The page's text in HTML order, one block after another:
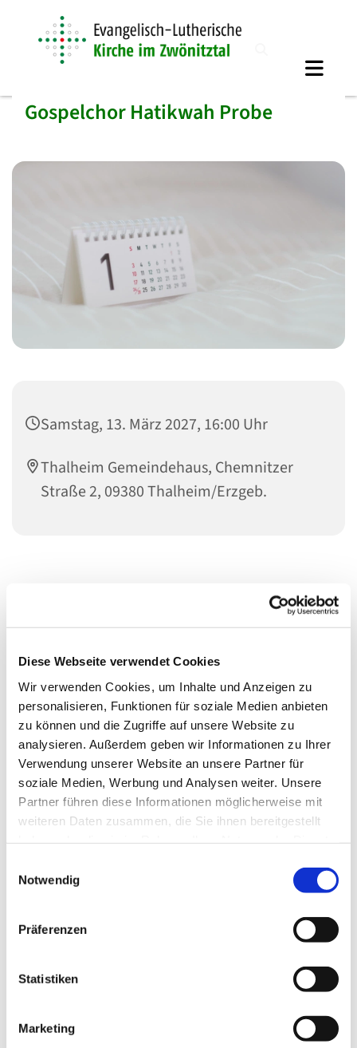
Diese Webseite verwendet Cookies
Wir verwenden Cookies, um Inhalte und Anzeigen zu
personalisieren, Funktionen für soziale Medien anbieten
zu können und die Zugriffe auf unsere Website zu
analysieren. Außerdem geben wir Informationen zu Ihrer
Verwendung unserer Website an unsere Partner für
soziale Medien, Werbung und Analysen weiter. Unsere
Partner führen diese Informationen möglicherweise mit
weiteren Daten zusammen, die Sie ihnen bereitgestellt
Notwendig
Präferenzen
Statistiken
Marketing
Gospelchor Hatikwah Probe
Samstag, 13. März 2027, 16:00 Uhr
Thalheim Gemeindehaus, Chemnitzer
Straße 2, 09380 Thalheim/Erzgeb.
Dies könnte Sie auch interessieren